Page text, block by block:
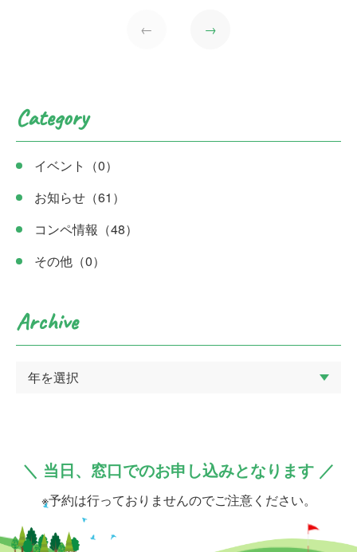
← →
Category
イベント
（0）
お知らせ （61）
コンペ情報 （48）
その他 （0）
Archive
＼ 当日、窓口でのお申し込みとなります ／
※予約は行っておりませんのでご注意ください。